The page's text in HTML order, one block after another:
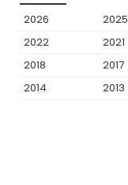
2026 2025
2022
2021
2018
2017
2014
2013